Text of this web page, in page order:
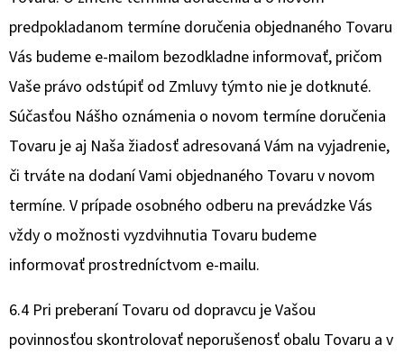
predpokladanom termíne doručenia objednaného Tovaru
Vás budeme e-mailom bezodkladne informovať, pričom
Vaše právo odstúpiť od Zmluvy týmto nie je dotknuté.
Súčasťou Nášho oznámenia o novom termíne doručenia
Tovaru je aj Naša žiadosť adresovaná Vám na vyjadrenie,
či trváte na dodaní Vami objednaného Tovaru v novom
termíne. V prípade osobného odberu na prevádzke Vás
vždy o možnosti vyzdvihnutia Tovaru budeme
informovať prostredníctvom e-mailu.
6.4 Pri preberaní Tovaru od dopravcu je Vašou
povinnosťou skontrolovať neporušenosť obalu Tovaru a v